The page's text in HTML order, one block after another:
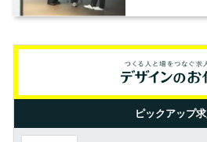
ピックアップ求